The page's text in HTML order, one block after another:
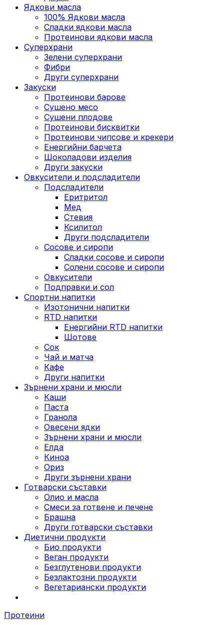
Ядкови масла
100% Ядкови масла
Сладки ядкови масла
Протеинови ядкови масла
Суперхрани
Зелени суперхрани
Фибри
Други суперхрани
3акуски
Протеинови бaрове
Сушено месо
Сушени плодове
Протеинови бисквитки
Протеинови чипсове и крекери
Енергийни барчета
Шоколадови изделия
Други закуски
Овкусители и подсладители
Подсладители
Еритритол
Мед
Стевия
Ксилитол
Други подсладители
Сосове и сиропи
Сладки сосове и сиропи
Солени сосове и сиропи
Овкусители
Подправки и сол
Спортни напитки
Изотонични напитки
RTD напитки
Енергийни RTD напитки
Шотове
Сок
Чай и матча
Кафе
Други напитки
Зърнени храни и мюсли
Каши
Паста
Гранола
Овесени ядки
Зърнени храни и мюсли
Елда
Киноа
Ориз
Други зърнени храни
Готварски съставки
Олио и масла
Смеси за готвене и печене
Брашна
Други готварски съставки
Диетични продукти
Био продукти
Веган продукти
Безглутенови продукти
Безлактозни продукти
Вегетариански продукти
Протеини